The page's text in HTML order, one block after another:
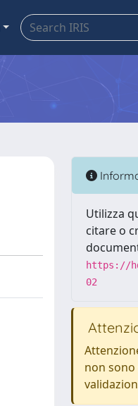
Utilizza
citare o
https://
02
non